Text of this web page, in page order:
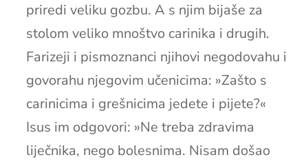
priredi veliku gozbu. A s njim bijaše za
stolom veliko mnoštvo carinika i drugih.
Farizeji i pismoznanci njihovi negodovahu i
govorahu njegovim učenicima: »Zašto s
carinicima i grešnicima jedete i pijete?«
Isus im odgovori: »Ne treba zdravima
liječnika, nego bolesnima. Nisam došao